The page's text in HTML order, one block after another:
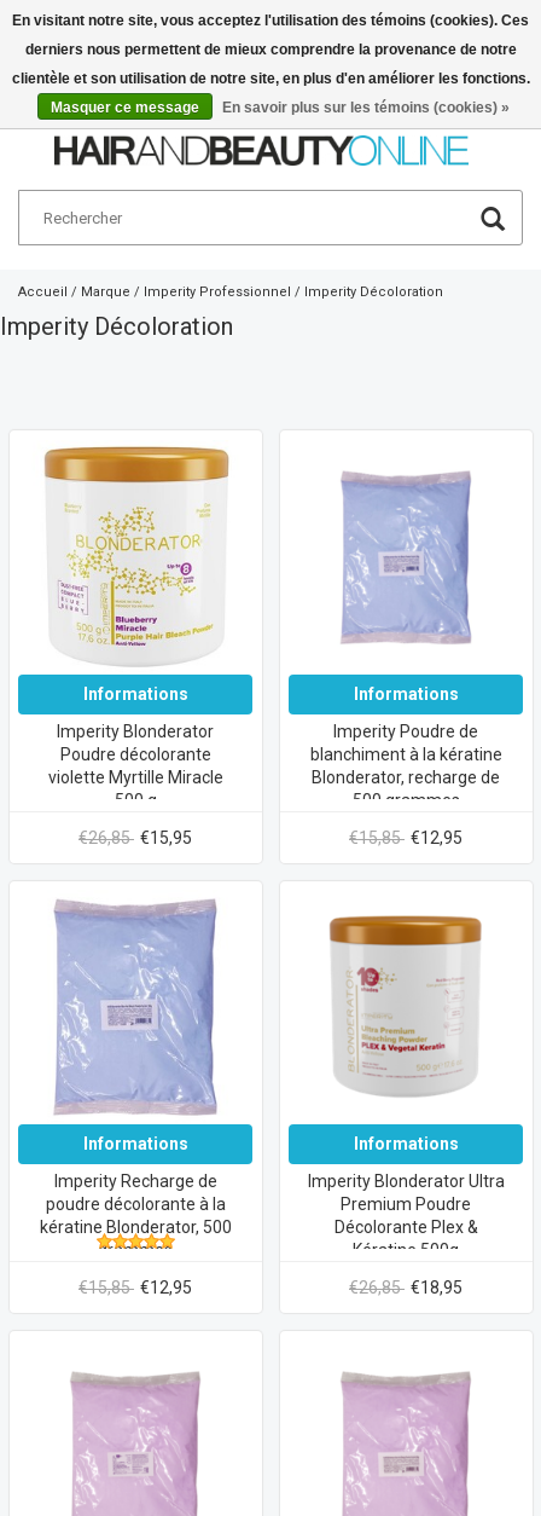
Français
Accueil / Marque / Imperity Professionnel / Imperity Décoloration
Imperity Décoloration
Informations
Imperity Blonderator
Poudre décolorante
violette Myrtille Miracle
500 g
€26,85 €15,95
Informations
Imperity Poudre de
blanchiment à la kératine
Blonderator, recharge de
500 grammes
€15,85 €12,95
Informations
Imperity Recharge de
poudre décolorante à la
kératine Blonderator, 500
grammes
€15,85 €12,95
Informations
Imperity Blonderator Ultra
Premium Poudre
Décolorante Plex &
Kératine 500g
€26,85 €18,95
En visitant notre site, vous acceptez l'utilisation des témoins (cookies). Ces
derniers nous permettent de mieux comprendre la provenance de notre
clientèle et son utilisation de notre site, en plus d'en améliorer les fonctions.
Masquer ce message
En savoir plus sur les témoins (cookies) »